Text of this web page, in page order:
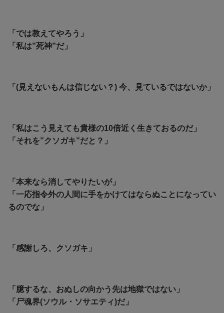
「では教えてやろう」
「 私は”死神”だ」
「(見えないもんは信じない？) 今、見ているではないか」
「私はこう見えても貴様の10倍近く生きておるのだ」
「それを”クソガキ”だと？」
「本来なら消してやりたいが」
「一応指令外の人間に手をかけてはならぬことになってい
るのでな」
「感謝しろ、クソガキ」
「臆するな、おぬしの向かう先は地獄ではない」
「尸魂界(ソウル・ソサエティ)だ」